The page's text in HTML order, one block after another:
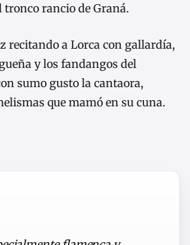
rancio de Graná.
recitando a Lorca con gallardía,
y los fandangos del
sumo gusto la cantaora,
que mamó en su cuna.